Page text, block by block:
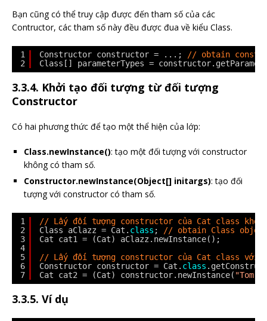
Bạn cũng có thể truy cập được đến tham số của các
Contructor, các tham số này đều được đua về kiểu Class.
1
2
Constructor constructor = ...;
// obtain
Class[] parameterTypes =
3.3.4. Khởi tạo đối tượng từ đối tượng
Constructor
Có hai phương thức để tạo một thể hiện của lớp:
Class.newInstance(): tạo một đối tượng với constructor
không có tham số.
Constructor.newInstance(Object[] initargs): tạo đối
tượng với constructor có tham số.
1
2
3
4
5
6
7
// Lấy đối tượng constructor của Cat class
Class aClazz = Cat. class ;
// obtain Class
Cat cat1 = (Cat) aClazz.newInstance();
// Lấy đối tượng constructor của Cat class với
Constructor constructor = Cat. class
Cat cat2 = (Cat) constructor.newInstance( "Tom"
3.3.5. Ví dụ